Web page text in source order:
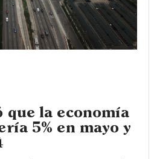
que la economía
5% en mayo y